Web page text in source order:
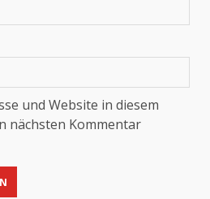
und Website in diesem
nächsten Kommentar